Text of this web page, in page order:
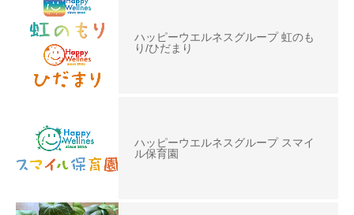
ハッピーウエルネスグループ 虹のも
り/ひだまり
ハッピーウエルネスグループ スマイ
ル保育園